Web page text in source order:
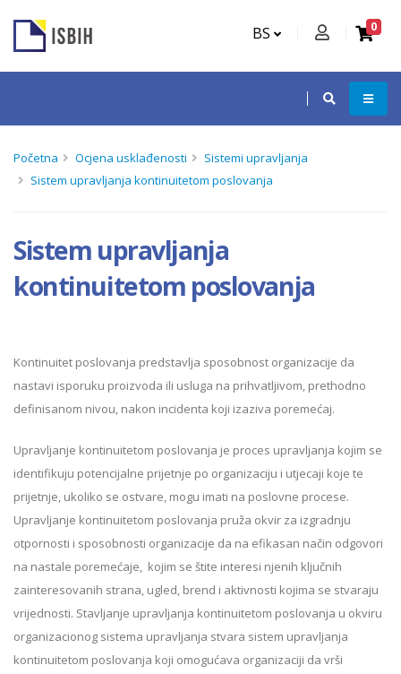
BS 0
Početna Ocjena usklađenosti
Sistemi upravljanja
Sistem upravljanja kontinuitetom poslovanja
Sistem upravljanja
kontinuitetom poslovanja
Kontinuitet poslovanja predstavlja sposobnost organizacije da
nastavi isporuku proizvoda ili usluga na prihvatljivom, prethodno
definisanom nivou, nakon incidenta koji izaziva poremećaj.
Upravljanje kontinuitetom poslovanja je proces upravljanja kojim se
identifikuju potencijalne prijetnje po organizaciju i utjecaji koje te
prijetnje, ukoliko se ostvare, mogu imati na poslovne procese.
Upravljanje kontinuitetom poslovanja pruža okvir za izgradnju
otpornosti i sposobnosti organizacije da na efikasan način odgovori
na nastale poremećaje, kojim se štite interesi njenih ključnih
zainteresovanih strana, ugled, brend i aktivnosti kojima se stvaraju
vrijednosti. Stavljanje upravljanja kontinuitetom poslovanja u okviru
organizacionog sistema upravljanja stvara sistem upravljanja
kontinuitetom poslovanja koji omogućava organizaciji da vrši